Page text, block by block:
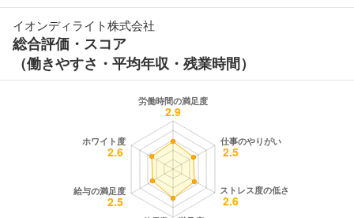
イオンディライト株式会社
総合評価・スコア
（働きやすさ・平均年収・残業時間）